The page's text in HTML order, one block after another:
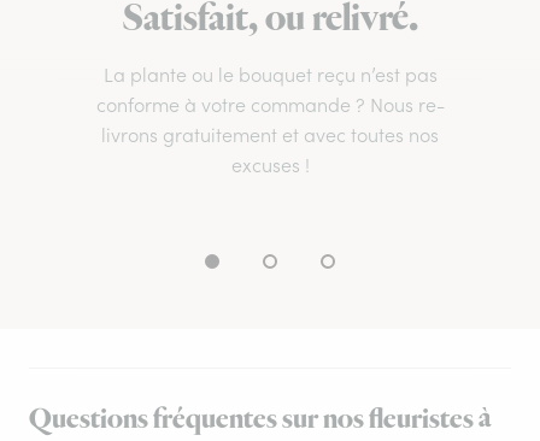
Satisfait, ou relivré.
La plante ou le bouquet reçu n’est pas
conforme à votre commande ? Nous re-
livrons gratuitement et avec toutes nos
excuses !
Questions fréquentes sur nos fleuristes à